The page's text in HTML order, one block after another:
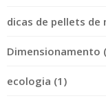
dicas de pellets de
Dimensionamento
ecologia (1)